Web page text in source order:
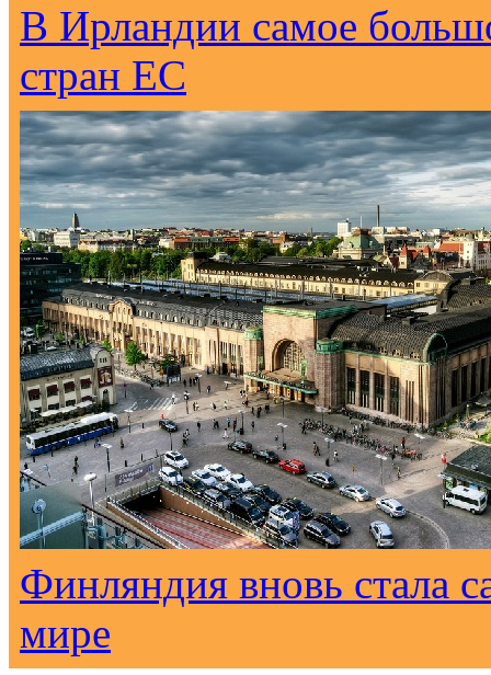
В Ирландии самое
стран ЕС
Финляндия вновь стала
мире